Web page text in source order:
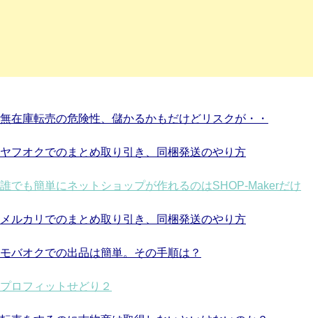
無在庫転売の危険性、儲かるかもだけどリスクが・・
ヤフオクでのまとめ取り引き、同梱発送のやり方
誰でも簡単にネットショップが作れるのはSHOP-Makerだけ
メルカリでのまとめ取り引き、同梱発送のやり方
モバオクでの出品は簡単。その手順は？
プロフィットせどり２